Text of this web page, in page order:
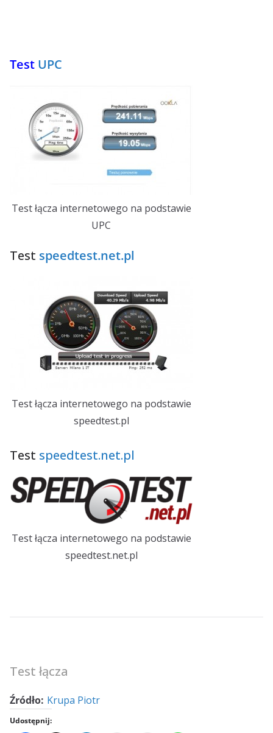
Test UPC
Test łącza internetowego na podstawie
UPC
Test speedtest.net.pl
Test łącza internetowego na podstawie
speedtest.pl
Test speedtest.net.pl
Test łącza internetowego na podstawie
speedtest.net.pl
Test łącza
Źródło: Krupa Piotr
Udostępnij: